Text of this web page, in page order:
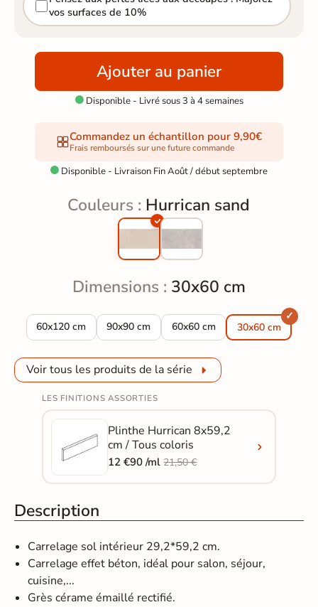
vos surfaces de 10%
Ajouter au panier
Disponible - Livré sous 3 à 4 semaines
Commandez un échantillon pour 9,90€
Frais remboursés sur une future commande
 Disponible - Livraison Fin Août / début septembre
Couleurs : Hurrican sand
Dimensions : 30x60 cm
60x120 cm
Carrelage sol effet béton Hurrican sand 60x120 cm
90x90 cm
Carrelage sol effet béton Hurrican sand
60x60 cm
Carrelage sol effet béton
30x60 cm
Voir tous les produits de la série
LES FINITIONS ASSORTIES
Plinthe Hurrican 8x59,2
cm / Tous coloris
12 €90 /ml21,50 €
Description
Carrelage sol intérieur 29,2*59,2 cm.
Carrelage effet béton, idéal pour salon, séjour,
cuisine,...
Grès cérame émaillé rectifié.